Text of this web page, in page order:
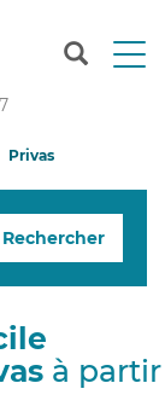
T
n
g
i
Privas
Rechercher
à partir